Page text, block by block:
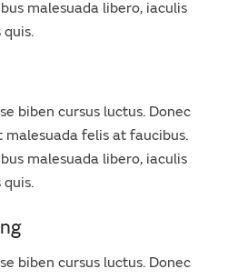
malesuada libero, iaculis
biben cursus luctus. Donec
malesuada felis at faucibus.
malesuada libero, iaculis
biben cursus luctus. Donec